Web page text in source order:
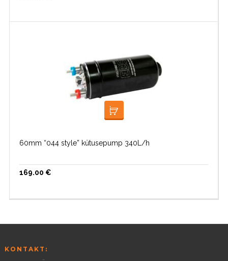
LISA KORVI
60mm “044 style” kütusepump 340L/h
169.00 €
KONTAKT: